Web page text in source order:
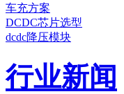
车充方案
DCDC芯片选型
dcdc降压模块
行业新闻